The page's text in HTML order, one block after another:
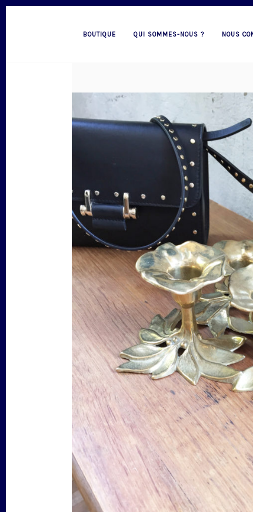
BOUTIQUE QUI SOMMES-NOUS ? NOUS